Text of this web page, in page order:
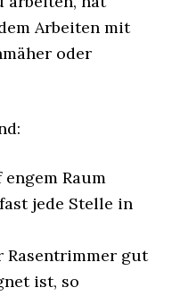
Arbeiten mit
oder
Raum
jede Stelle in
Rasentrimmer gut
ist, so